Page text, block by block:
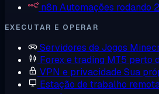
n8n Automações rodando
EXECUTAR E OPERAR
Servidores de Jogos
Forex e trading MT5 perto
VPN e privacidadeSua
Estação de trabalho